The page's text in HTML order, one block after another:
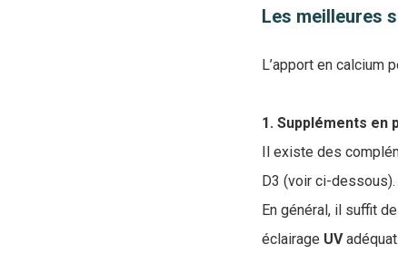
Les meilleures
L’apport en calcium
1. Suppléments en
Il existe des
D3 (voir ci-
En général, il suffit
éclairage UV